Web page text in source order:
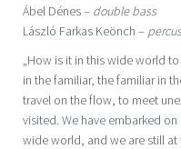
Ábel Dénes – double bass
László Farkas Keönch –
„How is it in this wide world
in the familiar, the familiar in
travel on the flow, to meet
visited. We have embarked
wide world, and we are still